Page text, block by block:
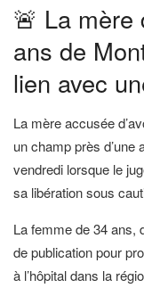
🚨 La mère
ans de
lien avec
La mère accusée
un champ près d’une
vendredi lorsque le
sa libération sous
La femme de 34 ans,
de publication pour
à l’hôpital dans la